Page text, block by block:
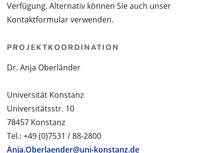
Verfügung. Alternativ können Sie auch unser
Kontaktformular verwenden.
PROJEKTKOORDINATION
Dr. Anja Oberländer
Universität Konstanz
Universitätsstr. 10
78457 Konstanz
Tel.: +49 (0)7531 / 88-2800
Anja.Oberlaender@uni-konstanz.de